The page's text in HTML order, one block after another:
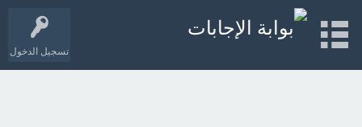
تسجيل الدخول